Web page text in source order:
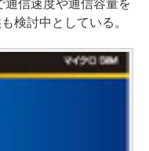
通信速度や通信容量を
検討中としている。